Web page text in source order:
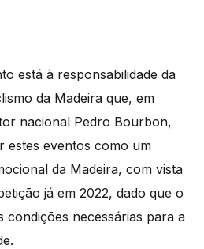
está à responsabilidade da
da Madeira que, em
nacional Pedro Bourbon,
estes eventos como um
da Madeira, com vista
já em 2022, dado que o
condições necessárias para a